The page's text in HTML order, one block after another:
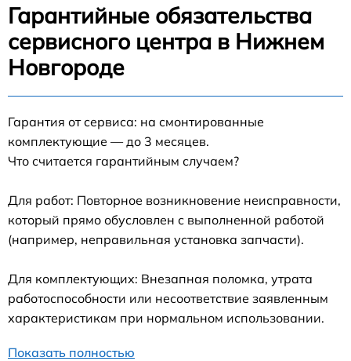
Гарантийные обязательства
сервисного центра в Нижнем
Новгороде
Гарантия от сервиса: на смонтированные
комплектующие — до 3 месяцев.
Что считается гарантийным случаем?
Для работ: Повторное возникновение неисправности,
который прямо обусловлен с выполненной работой
(например, неправильная установка запчасти).
Для комплектующих: Внезапная поломка, утрата
работоспособности или несоответствие заявленным
характеристикам при нормальном использовании.
Показать полностью